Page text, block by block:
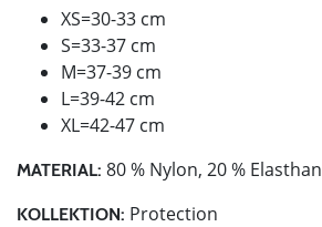
XS=30-33 cm
S=33-37 cm
M=37-39 cm
L=39-42 cm
XL=42-47 cm
MATERIAL: 80 % Nylon, 20 % Elasthan
KOLLEKTION: Protection